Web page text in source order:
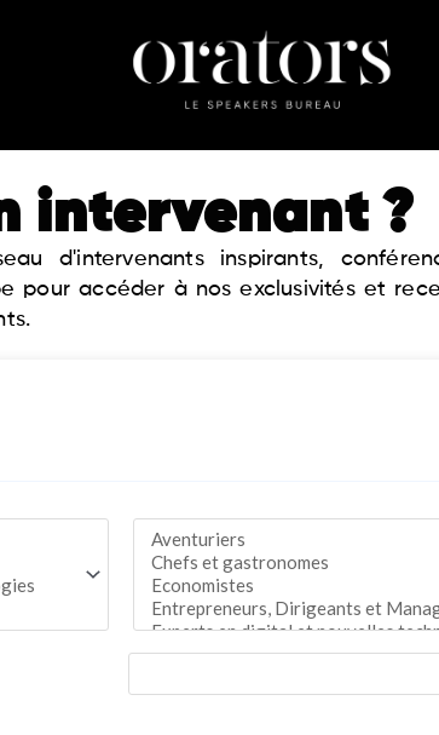
intervenant ?
d'intervenants inspirants,
pour accéder à nos exclusivités et